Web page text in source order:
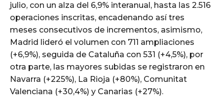
julio, con un alza del 6,9% interanual, hasta las 2.516
operaciones inscritas, encadenando así tres
meses consecutivos de incrementos, asimismo,
Madrid lideró el volumen con 711 ampliaciones
(+6,9%), seguida de Cataluña con 531 (+4,5%), por
otra parte, las mayores subidas se registraron en
Navarra (+225%), La Rioja (+80%), Comunitat
Valenciana (+30,4%) y Canarias (+27%).